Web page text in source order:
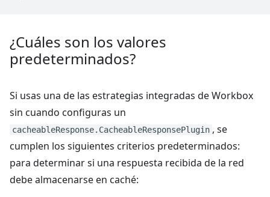
¿Cuáles son los valores
predeterminados?
Si usas una de las estrategias integradas de Workbox
sin cuando configuras un
cacheableResponse.CacheableResponsePlugin , se
cumplen los siguientes criterios predeterminados:
para determinar si una respuesta recibida de la red
debe almacenarse en caché: